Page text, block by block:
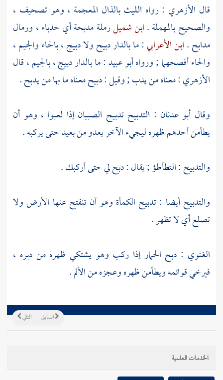
قال الأزهري : رواه الليثبالذال المعجمة ، وهو تصحيف ،
والصحيح بالمهملة .ابن شميلرملة مدبحة أي حدباء ، ورمال
مدابح .ابن الأعرابي: ما بالدار دبيح ولا دبيج ، بالحاء والجيم ،
والحاء أفصحهما ; ورواهأبو عبيد: ما بالدار دبيج ، بالجيم ، قال
الأزهري: معناه من يدب ; وقيل : دبيح معناه ما بها من يدبح .
وقال أبو عدنان : التدبيح تدبيح الصبيان إذا لعبوا ، وهو أن
يطأمن أحدهم ظهره ليجيء الآخر يعدو من بعيد حتى يركبه .
والتدبيح : التطأطؤ ; يقال : دبح لي حتى أركبك .
والتدبيح أيضا : تدبيح الكمأة وهو أن تنفتح عنها الأرض ولا
تصلع أي لا تظهر .
الغنوي : دبح الحمار إذا ركب وهو يشتكي ظهره من دبره ،
فيرخي قوائمه ويطأمن ظهره وعجزه من الألم .
التالي السابق
الخدمات العلمية